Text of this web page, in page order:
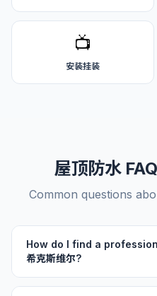
📺
安装挂装
屋顶防水
Common questions
How do I find a
希克斯维尔?